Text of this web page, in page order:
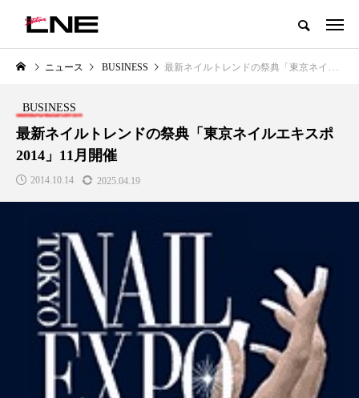
グローバルビューティ＆ヘルスケアビジネス誌
LIFESTYLE
SNSの「加工顔」と美容医療｜AI
がもたらす可能性とこれから
2026.07.13
BUSINESS
GWI調査から読み解く2030年の
都市型スパ――身近なウェルネ
の次世代モデル
2026.08.06
ニュース BUSINESS 最新ネイルトレンドの祭典「東京ネイルエキスポ2014」11月開催
BUSINESS
最新ネイルトレンドの祭典「東京ネイルエキスポ
2014」11月開催
2014.10.14 2025.04.19